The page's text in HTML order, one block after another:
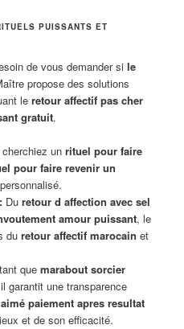
PUISSANTS ET
de vous demander sile
propose des solutions
leretour affectif pas cher
gratuit.
un rituel pour faire
pour faire revenir un
Du retour d affection avec sel
amour puissant, le
du retour affectif marocain et
que marabout sorcier
garantit une transparence
paiement apres resultat
et de son efficacité.